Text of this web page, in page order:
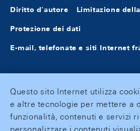
Diritto d'autore Limitazione
Protezione dei dati
E-mail, telefonate e siti Internet
Questo sito Internet utilizza
e altre tecnologie per mettere a
funzionalità, contenuti e servizi